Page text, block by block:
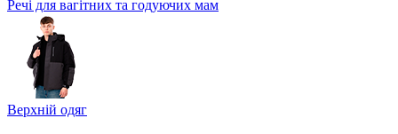
Речі для вагітних та годуючих мам
Верхній одяг